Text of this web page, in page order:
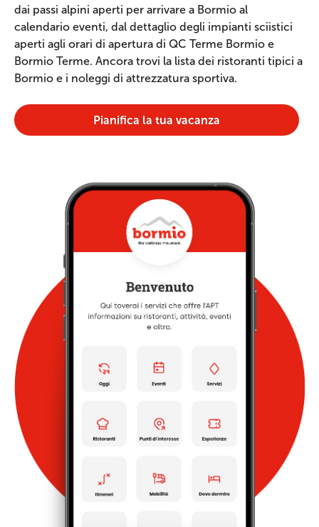
dai passi alpini aperti per arrivare a Bormio al
calendario eventi, dal dettaglio degli impianti sciistici
aperti agli orari di apertura di QC Terme Bormio e
Bormio Terme. Ancora trovi la lista dei ristoranti tipici a
Bormio e i noleggi di attrezzatura sportiva.
Pianifica la tua vacanza